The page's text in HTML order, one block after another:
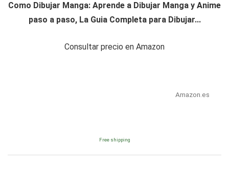
Como Dibujar Manga: Aprende a Dibujar Manga y Anime
paso a paso, La Guia Completa para Dibujar...
Consultar precio en Amazon
Amazon.es
Free shipping